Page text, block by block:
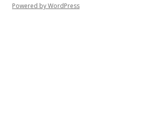
Powered by WordPress